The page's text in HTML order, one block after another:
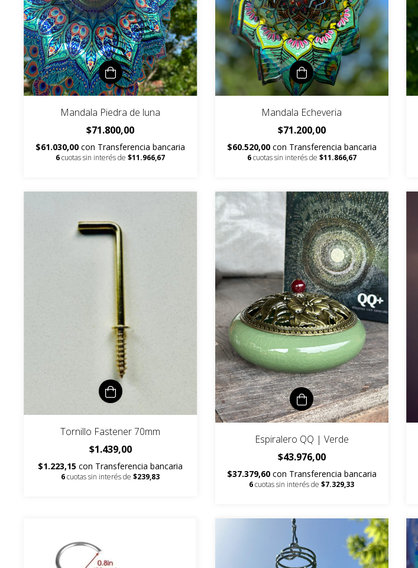
Mandala Piedra de luna
$71.800,00
$61.030,00con Transferencia bancaria
6cuotas sin interés de$11.966,67
Mandala Echeveria
$71.200,00
$60.520,00 con Transferencia bancaria
6cuotas sin interés de $11.866,67
Tornillo Fastener 70mm
$1.439,00
$1.223,15con Transferencia bancaria
6cuotas sin interés de$239,83
Espiralero QQ | Verde
$43.976,00
$37.379,60 con Transferencia bancaria
6cuotas sin interés de$7.329,33